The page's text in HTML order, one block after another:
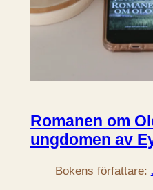
Romanen om
ungdomen av
Bokens författare: